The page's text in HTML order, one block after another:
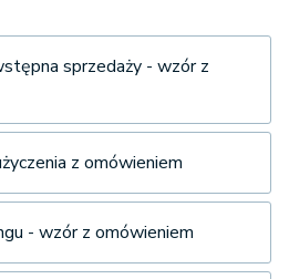
sprzedaży - wzór z
z omówieniem
- wzór z omówieniem